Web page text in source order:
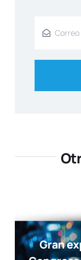
Gran